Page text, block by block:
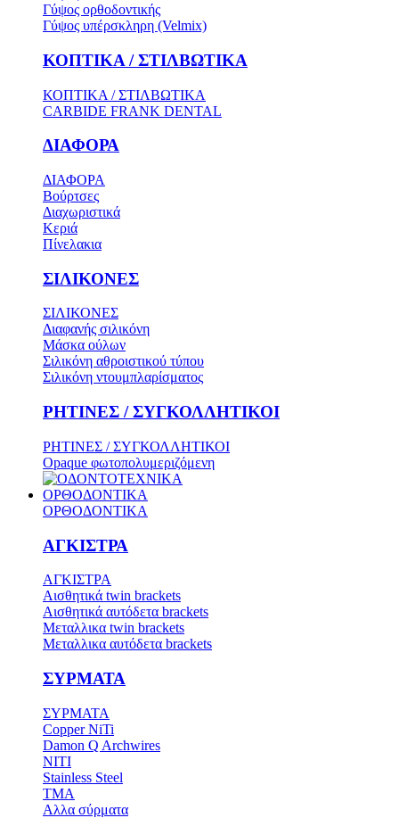
Γύψος ορθοδοντικής
Γύψος υπέρσκληρη (Velmix)
ΚΟΠΤΙΚΑ / ΣΤΙΛΒΩΤΙΚΑ
ΚΟΠΤΙΚΑ / ΣΤΙΛΒΩΤΙΚΑ
CARBIDE FRANK DENTAL
ΔΙΑΦΟΡΑ
ΔΙΑΦΟΡΑ
Βούρτσες
Διαχωριστικά
Κεριά
Πίνελακια
ΣΙΛΙΚΟΝΕΣ
ΣΙΛΙΚΟΝΕΣ
Διαφανής σιλικόνη
Μάσκα ούλων
Σιλικόνη αθροιστικού τύπου
Σιλικόνη ντουμπλαρίσματος
ΡΗΤΙΝΕΣ / ΣΥΓΚΟΛΛΗΤΙΚΟΙ
ΡΗΤΙΝΕΣ / ΣΥΓΚΟΛΛΗΤΙΚΟΙ
Opaque φωτοπολυμεριζόμενη
ΟΡΘΟΔΟΝΤΙΚΑ
ΟΡΘΟΔΟΝΤΙΚΑ
ΑΓΚΙΣΤΡΑ
ΑΓΚΙΣΤΡΑ
Aισθητικά twin brackets
Αισθητικά αυτόδετα brackets
Μεταλλικα twin brackets
Μεταλλικα αυτόδετα brackets
ΣΥΡΜΑΤΑ
ΣΥΡΜΑΤΑ
Copper NiTi
Damon Q Archwires
NITI
Stainless Steel
TMA
Αλλα σύρματα